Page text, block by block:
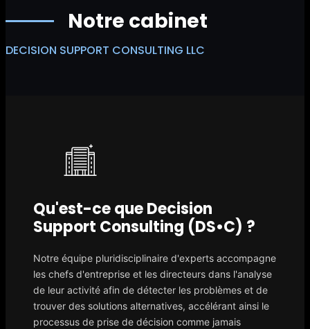
Notre cabinet
DECISION SUPPORT CONSULTING LLC
Qu'est-ce que Decision
Support Consulting (DS•C) ?
Notre équipe pluridisciplinaire d'experts accompagne
les chefs d'entreprise et les directeurs dans l'analyse
de leur activité afin de détecter les problèmes et de
trouver des solutions alternatives, accélérant ainsi le
processus de prise de décision comme jamais